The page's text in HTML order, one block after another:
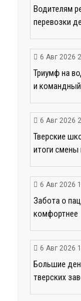
Водителям
перевозки
6 Авг 2026
Триумф на
и командный
6 Авг 2026
Тверские
итоги
6 Авг 2026
Забота о
комфортнее
6 Авг 2026
Большие
тверских